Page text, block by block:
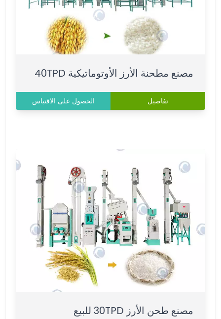
مصنع مطحنة الأرز الأوتوماتيكية 40TPD
تفاصيل الحصول على الاقتباس
مصنع طحن الأرز 30TPD للبيع